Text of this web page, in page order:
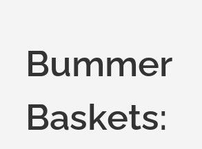
Bummer
Baskets: